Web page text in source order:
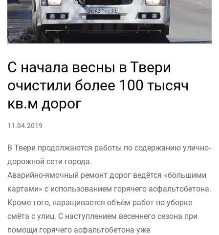
С начала весны в Твери
очистили более 100 тысяч
кв.м дорог
11.04.2019
В Твери продолжаются работы по содержанию улично-
дорожной сети города.
Аварийно-ямочный ремонт дорог ведётся «большими
картами» с использованием горячего асфальтобетона.
Кроме того, наращивается объём работ по уборке
смёта с улиц. С наступлением весеннего сезона при
помощи горячего асфальтобетона уже